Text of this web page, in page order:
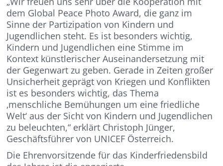
dem Global Peace Photo Award, die ganz im
Sinne der Partizipation von Kindern und
Jugendlichen steht. Es ist besonders wichtig,
Kindern und Jugendlichen eine Stimme im
Kontext künstlerischer Auseinandersetzung mit
der Gegenwart zu geben. Gerade in Zeiten großer
Unsicherheit geprägt von Kriegen und Konflikten
ist es besonders wichtig, das Thema
‚menschliche Bemühungen um eine friedliche
Welt‘ aus der Sicht von Kindern und Jugendlichen
zu beleuchten,“ erklärt Christoph Jünger,
Geschäftsführer von UNICEF Österreich.
Die Ehrenvorsitzende für das Kinderfriedensbild